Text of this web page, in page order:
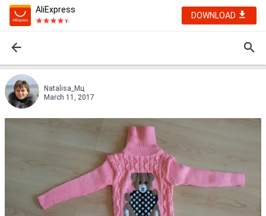
AliExpress
DOWNLOAD
Natalisa_Mц
March 11, 2017